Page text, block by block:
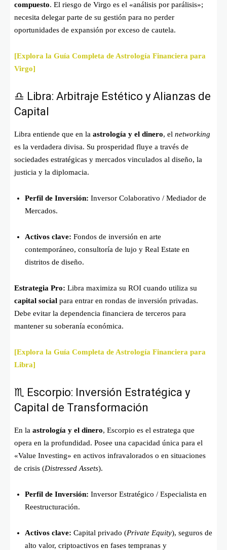
compuesto. El riesgo de Virgo es el «análisis por parálisis»;
necesita delegar parte de su gestión para no perder
oportunidades de expansión por exceso de cautela.
[Explora la Guía Completa de Astrología Financiera para
Virgo]
♎ Libra: Arbitraje Estético y Alianzas de
Capital
Libra entiende que en la astrología y el dinero, el networking
es la verdadera divisa. Su prosperidad fluye a través de
sociedades estratégicas y mercados vinculados al diseño, la
justicia y la diplomacia.
Perfil de Inversión: Inversor Colaborativo / Mediador de
Mercados.
Activos clave: Fondos de inversión en arte
contemporáneo, consultoría de lujo y Real Estate en
distritos de diseño.
Estrategia Pro: Libra maximiza su ROI cuando utiliza su
capital social para entrar en rondas de inversión privadas.
Debe evitar la dependencia financiera de terceros para
mantener su soberanía económica.
[Explora la Guía Completa de Astrología Financiera para
Libra]
♏ Escorpio: Inversión Estratégica y
Capital de Transformación
En la astrología y el dinero, Escorpio es el estratega que
opera en la profundidad. Posee una capacidad única para el
«Value Investing» en activos infravalorados o en situaciones
de crisis (Distressed Assets).
Perfil de Inversión: Inversor Estratégico / Especialista en
Reestructuración.
Activos clave: Capital privado (Private Equity), seguros de
alto valor, criptoactivos en fases tempranas y